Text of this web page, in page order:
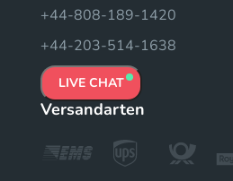
+44-808-189-1420
+44-203-514-1638
LIVE CHAT
Versandarten